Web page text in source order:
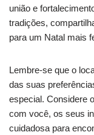
união e
tradições,
para um Natal mais
Lembre-se que o
das suas
especial. Considere
com você, os seus
cuidadosa para